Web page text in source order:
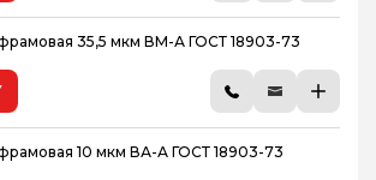
35,5 мкм ВМ-А ГОСТ 18903-73
10 мкм ВА-А ГОСТ 18903-73